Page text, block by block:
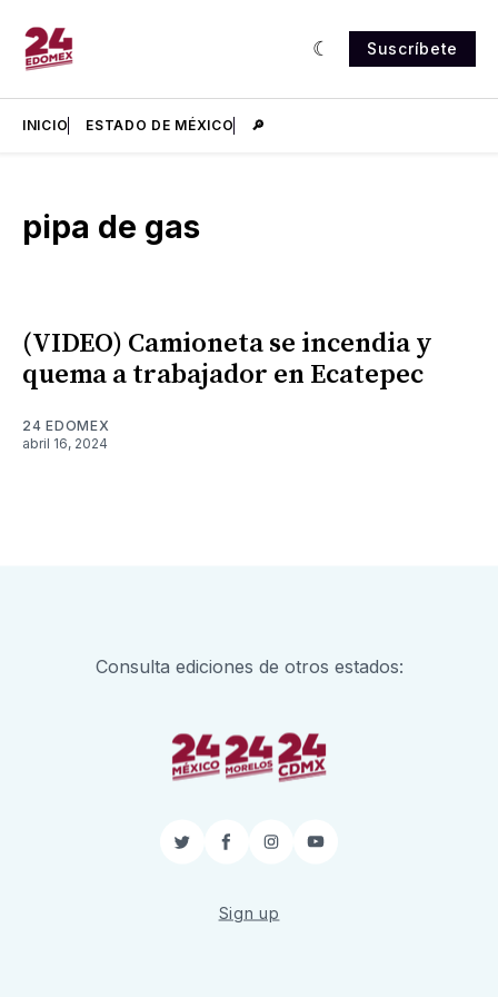
Suscríbete
INICIO ESTADO DE MÉXICO 🔎
pipa de gas
(VIDEO) Camioneta se incendia y
quema a trabajador en Ecatepec
24 EDOMEX
abril 16, 2024
Consulta ediciones de otros estados:
TwitterFacebook
InstagramYouTube
Sign up